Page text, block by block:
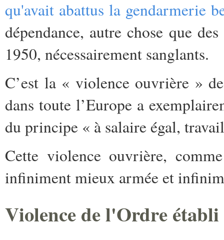
qu'avait abattus la gendarmerie
dépendance, autre chose que
1950, nécessairement sanglants.
C’est la « violence ouvrière »
dans toute l’Europe a
du principe « à salaire égal,
Cette violence ouvrière,
infiniment mieux armée et
Violence de l'Ordre établi